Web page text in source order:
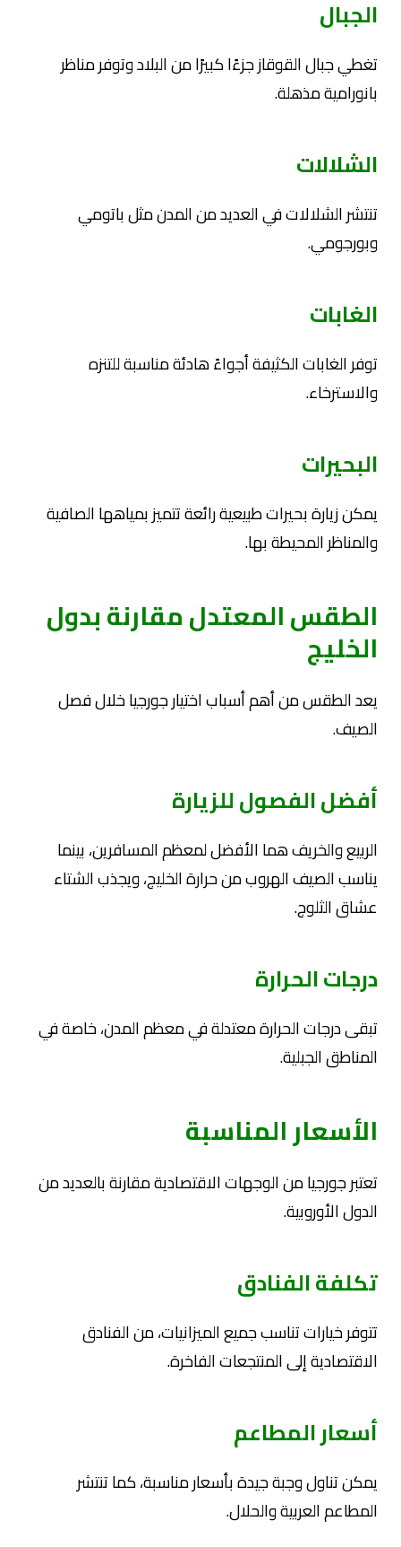
الجبال
تغطي جبال القوقاز جزءًا كبيرًا من البلاد وتوفر مناظر
بانورامية مذهلة.
الشلالات
تنتشر الشلالات في العديد من المدن مثل باتومي
وبورجومي.
الغابات
توفر الغابات الكثيفة أجواءً هادئة مناسبة للتنزه
والاسترخاء.
البحيرات
يمكن زيارة بحيرات طبيعية رائعة تتميز بمياهها الصافية
والمناظر المحيطة بها.
الطقس المعتدل مقارنة بدول
الخليج
يعد الطقس من أهم أسباب اختيار جورجيا خلال فصل
الصيف.
أفضل الفصول للزيارة
الربيع والخريف هما الأفضل لمعظم المسافرين، بينما
يناسب الصيف الهروب من حرارة الخليج، ويجذب الشتاء
عشاق الثلوج.
درجات الحرارة
تبقى درجات الحرارة معتدلة في معظم المدن، خاصة في
المناطق الجبلية.
الأسعار المناسبة
تعتبر جورجيا من الوجهات الاقتصادية مقارنة بالعديد من
الدول الأوروبية.
تكلفة الفنادق
تتوفر خيارات تناسب جميع الميزانيات، من الفنادق
الاقتصادية إلى المنتجعات الفاخرة.
أسعار المطاعم
يمكن تناول وجبة جيدة بأسعار مناسبة، كما تنتشر
المطاعم العربية والحلال.